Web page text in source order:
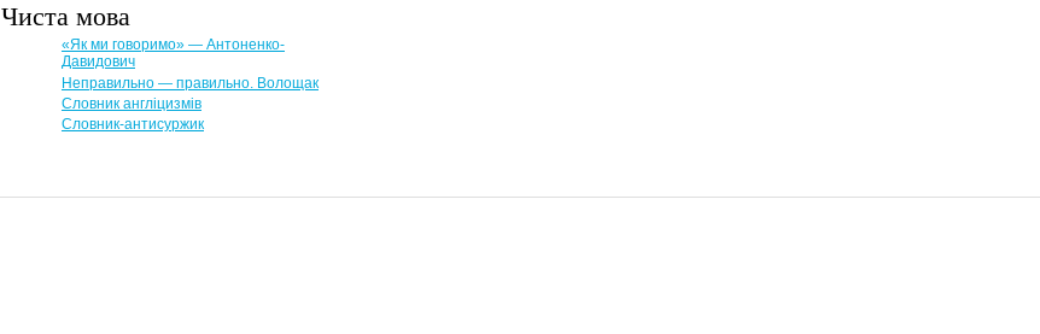
Чиста мова
«Як ми говоримо» — Антоненко-
Давидович
Неправильно — правильно. Волощак
Словник англіцизмів
Словник-антисуржик